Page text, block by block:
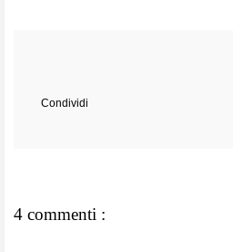
Condividi
4 commenti :